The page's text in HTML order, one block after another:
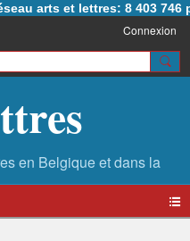
arts et lettres: 8 403 746
Connexion